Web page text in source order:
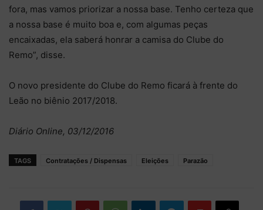
fora, mas vamos priorizar a nossa base. Tenho certeza que
a nossa base é muito boa e, com algumas peças
encaixadas, ela saberá honrar a camisa do Clube do
Remo”, disse.
O novo presidente do Clube do Remo ficará à frente do
Leão no biênio 2017/2018.
Diário Online, 03/12/2016
TAGS Contratações / Dispensas Eleições Parazão